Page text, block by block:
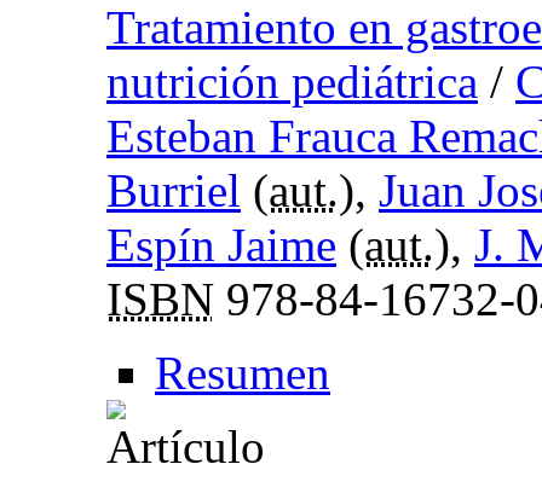
Tratamiento en
nutrición pediátrica /
Esteban Frauca
Burriel (aut.), Juan
Espín Jaime (aut.), J.
ISBN 978-84-16732-
Resumen